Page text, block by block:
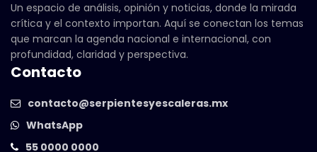
Un espacio de análisis, opinión y noticias, donde la mirada
crítica y el contexto importan. Aquí se conectan los temas
que marcan la agenda nacional e internacional, con
profundidad, claridad y perspectiva.
Contacto
contacto@serpientesyescaleras.mx
WhatsApp
55 0000 0000